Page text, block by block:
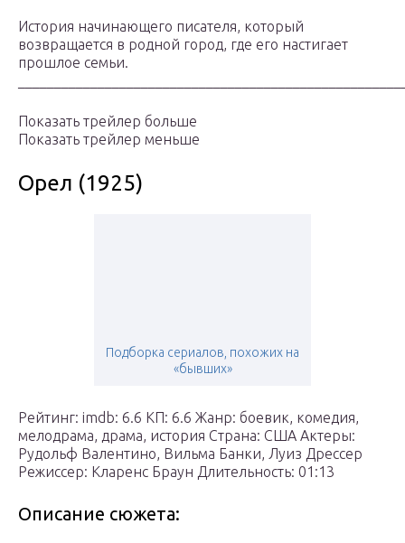
История начинающего писателя, который
возвращается в родной город, где его настигает
прошлое семьи.
Показать трейлер больше
Показать трейлер меньше
Орел (1925)
Подборка сериалов, похожих на
«бывших»
Рейтинг: imdb: 6.6 КП: 6.6 Жанр: боевик, комедия,
мелодрама, драма, история Страна: США Актеры:
Рудольф Валентино, Вильма Банки, Луиз Дрессер
Режиссер: Кларенс Браун Длительность: 01:13
Описание сюжета: